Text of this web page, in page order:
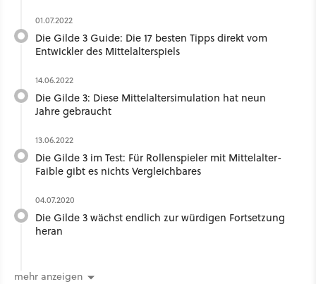
01.07.2022
Die Gilde 3 Guide: Die 17 besten Tipps direkt vom
Entwickler des Mittelalterspiels
14.06.2022
Die Gilde 3: Diese Mittelaltersimulation hat neun
Jahre gebraucht
13.06.2022
Die Gilde 3 im Test: Für Rollenspieler mit Mittelalter-
Faible gibt es nichts Vergleichbares
04.07.2020
Die Gilde 3 wächst endlich zur würdigen Fortsetzung
heran
mehr anzeigen